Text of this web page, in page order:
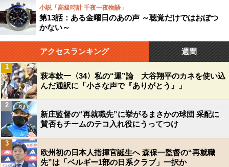
小説「高級時計 千夜一夜物語」
第13話：ある金曜日のあの声 ～聴覚だけではおぼつ
かない～
アクセスランキング 週間
萩本欽一〈34〉私の“運”論 大谷翔平のカネを使い込
んだ通訳に「小さな声で『ありがとう』」
1
新庄監督の“再就職先”に挙がるまさかの球団 采配に
賛否もチームのテコ入れ役にうってつけ
2
欧州初の日本人指揮官誕生へ 森保一監督の“再就職
先”は「ベルギー1部の日系クラブ」一択か
3